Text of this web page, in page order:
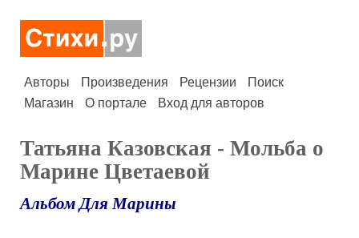
Авторы Произведения Рецензии
Поиск
Магазин
О портале Вход для авторов
Татьяна Казовская - Мольба о
Марине Цветаевой
Альбом Для Марины